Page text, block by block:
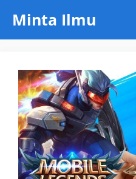
content
Minta Ilmu